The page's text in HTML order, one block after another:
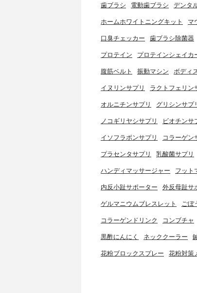
歯ブラシ 電動歯ブラシ デンタ
ホームホワイトニングキット マ
口臭チェッカー 歯ブラシ除菌器
プロテイン プロテインシェイカ
腹筋ベルト 振動マシン ボディ
イヌリンサプリ ラクトフェリン
オルニチンサプリ グリシンサプ
ノコギリヤシサプリ ビオチンサ
イソフラボンサプリ コラーゲン
プラセンタサプリ 乳酸菌サプリ
ハンディマッサージャー フット
内反小趾サポーター 外反母趾サ
ゲルマニウムブレスレット ごぼ
コラーゲンドリンク コンブチャ
黒酢にんにく ネッククーラー
花粉ブロックスプレー 花粉対策